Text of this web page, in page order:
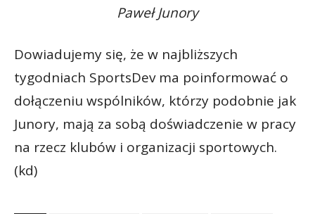
Paweł Junory
Dowiadujemy się, że w najbliższych
tygodniach SportsDev ma poinformować o
dołączeniu wspólników, którzy podobnie jak
Junory, mają za sobą doświadczenie w pracy
na rzecz klubów i organizacji sportowych.
(kd)